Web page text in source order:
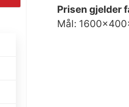
Prisen gjelder
Mål: